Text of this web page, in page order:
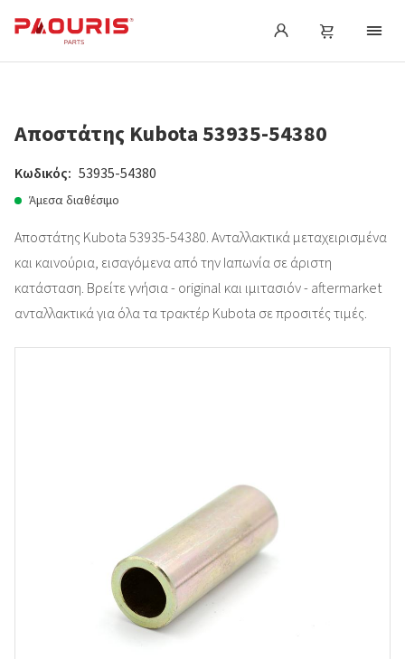
Αποστάτης Kubota 53935-54380
Κωδικός: 53935-54380
Άμεσα διαθέσιμο
Αποστάτης Kubota 53935-54380. Ανταλλακτικά μεταχειρισμένα
και καινούρια, εισαγόμενα από την Ιαπωνία σε άριστη
κατάσταση. Βρείτε γνήσια - original και ιμιτασιόν - aftermarket
ανταλλακτικά για όλα τα τρακτέρ Kubota σε προσιτές τιμές.